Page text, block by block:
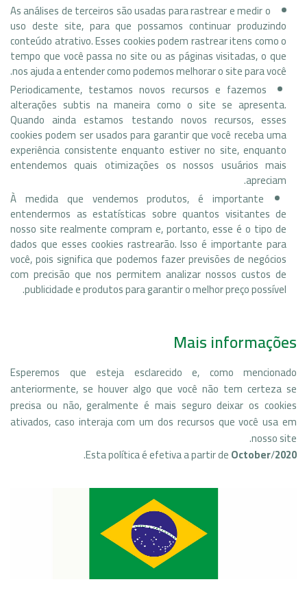
As análises de terceiros são usadas para rastrear e medir o
uso deste site, para que possamos continuar produzindo
conteúdo atrativo. Esses cookies podem rastrear itens como o
tempo que você passa no site ou as páginas visitadas, o que
nos ajuda a entender como podemos melhorar o site para você.
Periodicamente, testamos novos recursos e fazemos
alterações subtis na maneira como o site se apresenta.
Quando ainda estamos testando novos recursos, esses
cookies podem ser usados ​​para garantir que você receba uma
experiência consistente enquanto estiver no site, enquanto
entendemos quais otimizações os nossos usuários mais
apreciam.
À medida que vendemos produtos, é importante
entendermos as estatísticas sobre quantos visitantes de
nosso site realmente compram e, portanto, esse é o tipo de
dados que esses cookies rastrearão. Isso é importante para
você, pois significa que podemos fazer previsões de negócios
com precisão que nos permitem analizar nossos custos de
publicidade e produtos para garantir o melhor preço possível.
Mais informações
Esperemos que esteja esclarecido e, como mencionado
anteriormente, se houver algo que você não tem certeza se
precisa ou não, geralmente é mais seguro deixar os cookies
ativados, caso interaja com um dos recursos que você usa em
nosso site.
Esta política é efetiva a partir deOctober/2020
.